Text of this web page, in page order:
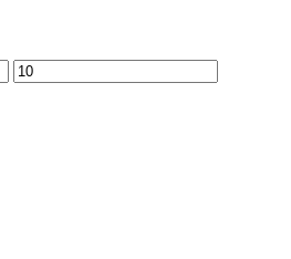
Preț
maxim